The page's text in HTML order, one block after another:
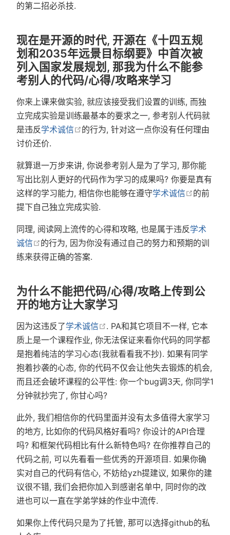
的第二招必杀技.
现在是开源的时代, 开源在《十四五规
划和2035年远景目标纲要》中首次被
列入国家发展规划, 那我为什么不能参
考别人的代码/心得/攻略来学习
你来上课来做实验, 就应该接受我们设置的训练, 而独
立完成实验是训练最基本的要求之一, 参考别人代码就
是违反学术诚信 在新窗口中打开
的行为, 针对这一点你没有任何理由
讨价还价.
就算退一万步来讲, 你说参考别人是为了学习, 那你能
写出比别人更好的代码作为学习的成果吗? 你要是真有
这样的学习能力, 相信你也能够在遵守学术诚信 在新窗口
的前
提下自己独立完成实验.
同理, 阅读网上流传的心得和攻略, 也是属于违反学术
诚信
在新窗口中打开
的行为, 因为你没有通过自己的努力和预期的训
练来获得正确的答案.
为什么不能把代码/心得/攻略上传到公
开的地方让大家学习
因为这违反了学术诚信 在新窗口中打开
. PA和其它项目不一样, 它本
质上是一个课程作业, 你无法保证来看你代码的同学都
是抱着纯洁的学习心态(我就看看我不抄). 如果有同学
抱着抄袭的心态, 你的代码不仅会让他失去锻炼的机会,
而且还会破坏课程的公平性: 你一个bug调3天, 你同学1
分钟就抄完了, 你甘心吗?
此外, 我们相信你的代码里面并没有太多值得大家学习
的地方, 比如你的代码风格好看吗? 你设计的API合理
吗? 和框架代码相比有什么新特色吗? 在你推荐自己的
代码之前, 可以先看看一些优秀的开源项目. 如果你确
实对自己的代码有信心, 不妨给yzh提建议, 如果你的建
议很不错, 我们会把你加入到感谢名单中, 同时你的改
进也可以一直在学弟学妹的作业中流传.
如果你上传代码只是为了托管, 那可以选择github的私